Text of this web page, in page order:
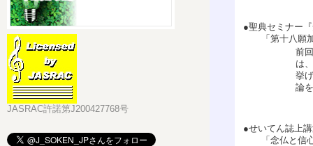
JASRAC許諾第J200427768号
●聖典セミナー
「第十八願加
前
は
挙
論
●せいてん誌上
「念仏と信